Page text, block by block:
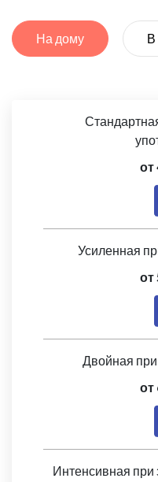
На дому В
от
Усиленная
от
Двойная
от
Интенсивная при